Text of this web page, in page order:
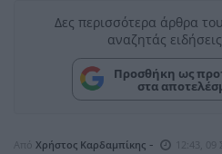
Δες περισσότερα άρθρα
αναζητάς
Προσθήκη ως
στα
Από Χρήστος Καρδαμπίκης - 12:43, 09